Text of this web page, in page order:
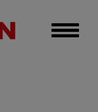
Toggle